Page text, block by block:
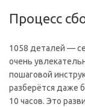
Процесс
1058 деталей —
очень
пошаговой
разберётся даже
10 часов. Это